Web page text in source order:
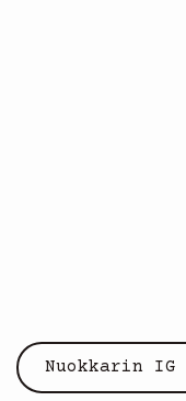
Nuokkarin IG